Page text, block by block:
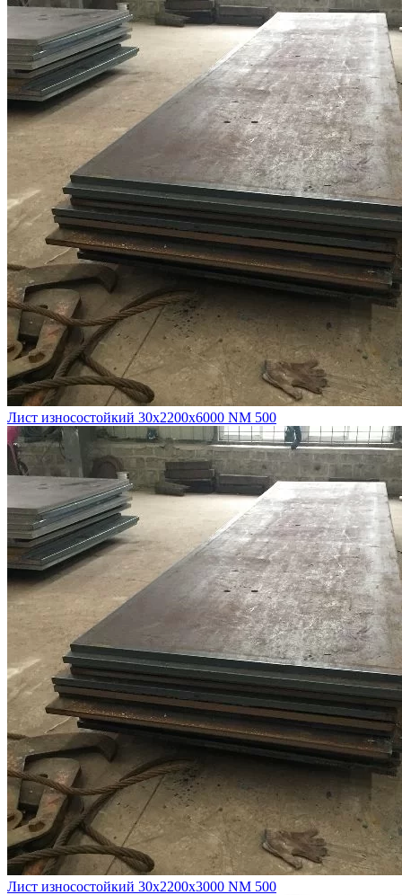
Лист износостойкий 30х2200х6000 NM 500
Лист износостойкий 30х2200х3000 NM 500